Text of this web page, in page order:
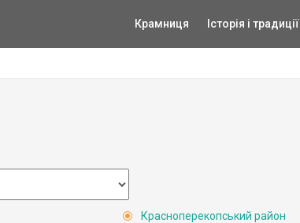
Крамниця Історія і традиції
Красноперекопський район